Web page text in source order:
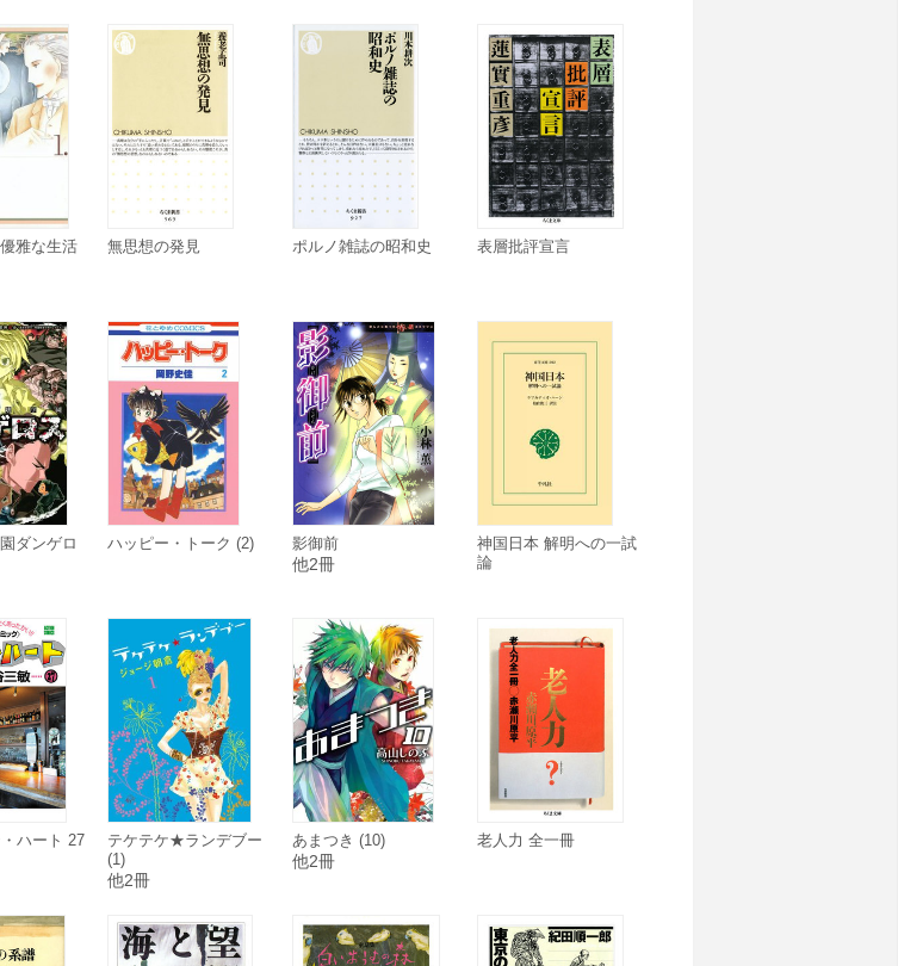
雅な生活
無思想の発見 ポルノ雑誌の昭和史 表層批評宣言
ダンゲロ
ハッピー・トーク (2) 影御前
他2冊
神国日本 解明への一試
論
ハート 27
テケテケ★ランデブー
(1)
他2冊
あまつき (10)
他2冊
老人力 全一冊